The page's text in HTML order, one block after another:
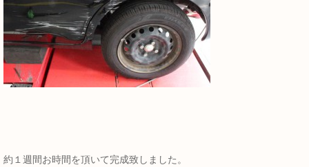
約１週間お時間を頂いて完成致しました。